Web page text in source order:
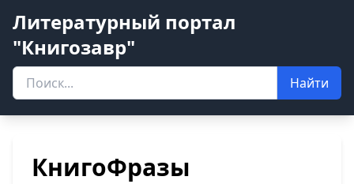
Литературный портал
"Книгозавр"
Найти
КнигоФразы